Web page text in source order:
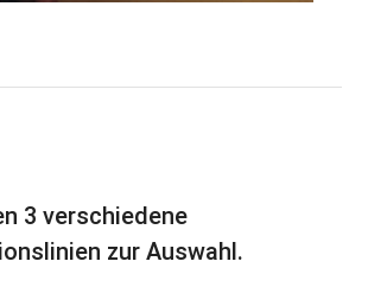
3 verschiedene
zur Auswahl.